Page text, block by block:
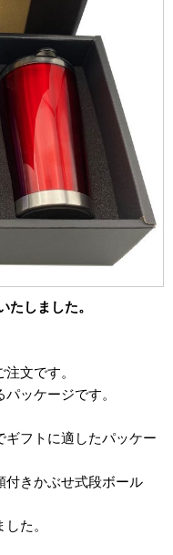
しました。
文です。
ッケージです。
フトに適したパッケー
付きかぶせ式段ボール
た。